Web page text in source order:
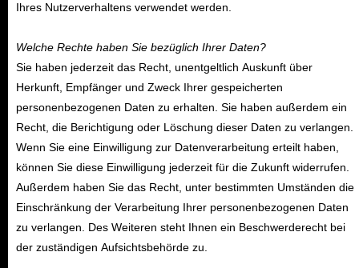
Ihres Nutzerverhaltens verwendet werden.
Welche Rechte haben Sie bezüglich Ihrer Daten?
Sie haben jederzeit das Recht, unentgeltlich Auskunft über
Herkunft, Empfänger und Zweck Ihrer gespeicherten
personenbezogenen Daten zu erhalten. Sie haben außerdem ein
Recht, die Berichtigung oder Löschung dieser Daten zu verlangen.
Wenn Sie eine Einwilligung zur Datenverarbeitung erteilt haben,
können Sie diese Einwilligung jederzeit für die Zukunft widerrufen.
Außerdem haben Sie das Recht, unter bestimmten Umständen die
Einschränkung der Verarbeitung Ihrer personenbezogenen Daten
zu verlangen. Des Weiteren steht Ihnen ein Beschwerderecht bei
der zuständigen Aufsichtsbehörde zu.